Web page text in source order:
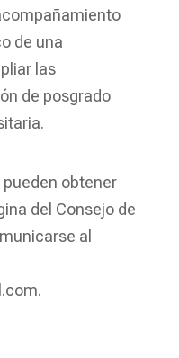
de una
las
de posgrado
obtener
del Consejo de
al